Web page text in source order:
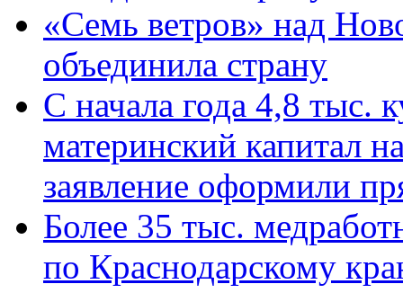
«Семь ветров» над
объединила страну
С начала года 4,8 тыс.
материнский капитал
заявление оформили
Более 35 тыс.
по Краснодарскому